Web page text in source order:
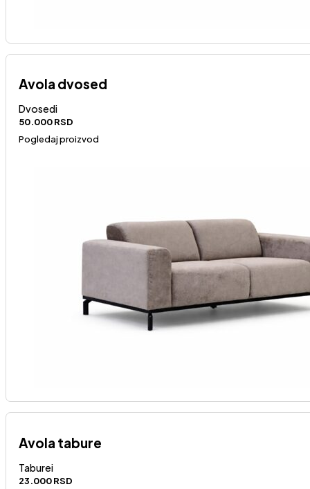
Avola dvosed
Dvosedi
50.000RSD
Pogledaj proizvod
Avola tabure
Taburei
23.000RSD